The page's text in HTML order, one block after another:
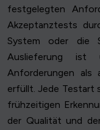
festgelegten
Akzeptanztests
System oder die
Auslieferung ist
Anforderungen als
erfüllt. Jede Testart
frühzeitigen
der Qualität und